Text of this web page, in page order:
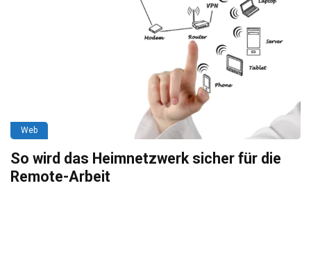
Web
So wird das Heimnetzwerk sicher für die
Remote-Arbeit